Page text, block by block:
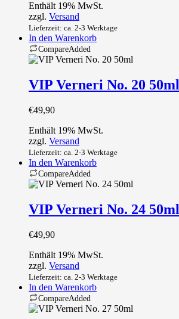
Enthält 19% MwSt.
zzgl. Versand
Lieferzeit: ca. 2-3 Werktage
In den Warenkorb
CompareAdded
VIP Verneri No. 20 50ml
€49,90
Enthält 19% MwSt.
zzgl. Versand
Lieferzeit: ca. 2-3 Werktage
In den Warenkorb
CompareAdded
VIP Verneri No. 24 50ml
€49,90
Enthält 19% MwSt.
zzgl. Versand
Lieferzeit: ca. 2-3 Werktage
In den Warenkorb
CompareAdded